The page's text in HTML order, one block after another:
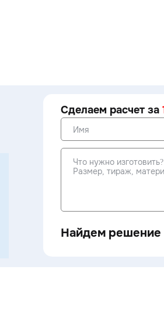
Сделаем расчет за
Найдем решение